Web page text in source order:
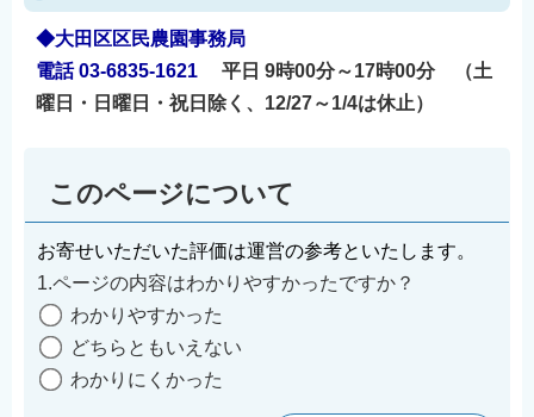
◆大田区区民農園事務局
電話 03-6835-1621 平日 9時00分～17時00分
（土
曜日・日曜日・祝日除く、12/27～1/4は休止）
このページについて
お寄せいただいた評価は運営の参考といたします。
1.ページの内容はわかりやすかったですか？
わかりやすかった
どちらともいえない
わかりにくかった